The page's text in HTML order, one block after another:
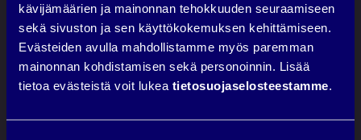
kävijämäärien ja mainonnan tehokkuuden seuraamiseen
sekä sivuston ja sen käyttökokemuksen kehittämiseen.
Evästeiden avulla mahdollistamme myös paremman
mainonnan kohdistamisen sekä personoinnin. Lisää
tietoa evästeistä voit lukea tietosuojaselosteestamme.